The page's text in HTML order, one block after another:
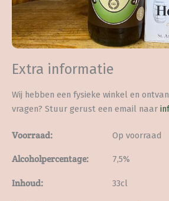
Extra informatie
Wij hebben een fysieke winkel en
vragen? Stuur gerust een email naar
Voorraad: Op voorraad
Alcoholpercentage: 7,5%
Inhoud: 33cl